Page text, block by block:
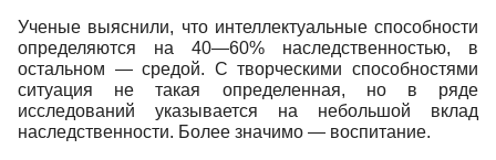
Ученые выяснили, что интеллектуальные способности
определяются на 40—60% наследственностью, в
остальном — средой. С творческими способностями
ситуация не такая определенная, но в ряде
исследований указывается на небольшой вклад
наследственности. Более значимо — воспитание.